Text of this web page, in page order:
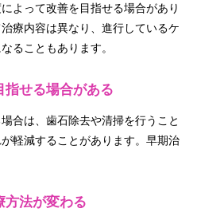
よって改善を目指せる場合があり
療内容は異なり、進行しているケ
ることもあります。
せる場合がある
合は、歯石除去や清掃を行うこと
軽減することがあります。早期治
法が変わる